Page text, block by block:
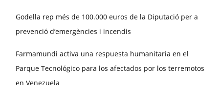
Godella rep més de 100.000 euros de la Diputació per a
prevenció d’emergències i incendis
Farmamundi activa una respuesta humanitaria en el
Parque Tecnológico para los afectados por los terremotos
en Venezuela